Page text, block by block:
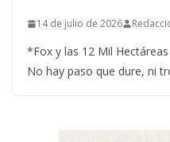
14 de julio de 2026
*Fox y las 12 Mil
No hay paso que dure, ni